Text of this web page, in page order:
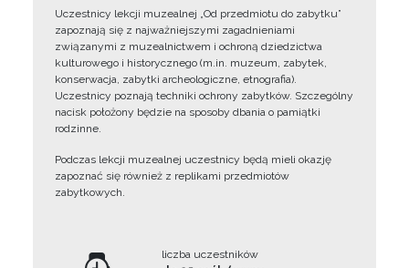
Uczestnicy lekcji muzealnej „Od przedmiotu do zabytku”
zapoznają się z najważniejszymi zagadnieniami
związanymi z muzealnictwem i ochroną dziedzictwa
kulturowego i historycznego (m.in. muzeum, zabytek,
konserwacja, zabytki archeologiczne, etnografia).
Uczestnicy poznają techniki ochrony zabytków. Szczególny
nacisk położony będzie na sposoby dbania o pamiątki
rodzinne.
Podczas lekcji muzealnej uczestnicy będą mieli okazję
zapoznać się również z replikami przedmiotów
zabytkowych.
liczba uczestników